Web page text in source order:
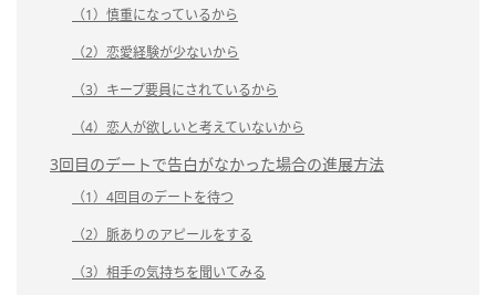
（1）慎重になっているから
（2）恋愛経験が少ないから
（3）キープ要員にされているから
（4）恋人が欲しいと考えていないから
3回目のデートで告白がなかった場合の進展方法
（1）4回目のデートを待つ
（2）脈ありのアピールをする
（3）相手の気持ちを聞いてみる